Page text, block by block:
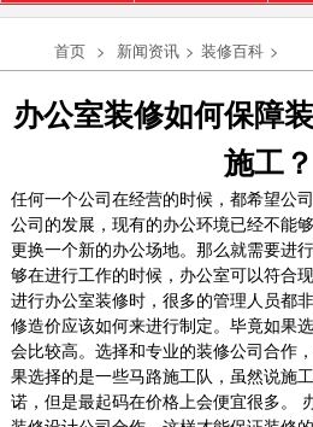
首页 > 新闻资讯 > 装修百科 >
办公室装修如何保障
施工？
任何一个公司在经营的时候，都希望公
公司的发展，现有的办公环境已经不能
更换一个新的办公场地。那么就需要进
够在进行工作的时候，办公室可以符合
进行办公室装修时，很多的管理人员都
修造价应该如何来进行制定。毕竟如果
会比较高。选择和专业的装修公司合作
果选择的是一些马路施工队，虽然说施
诺，但是最起码在价格上会便宜很多。